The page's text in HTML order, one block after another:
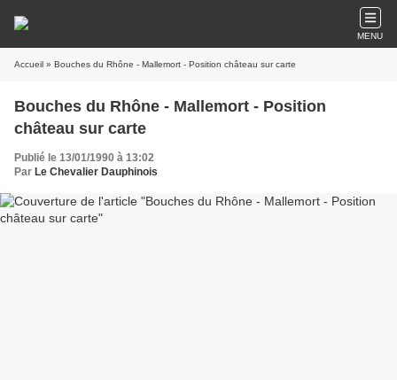
MENU
Accueil » Bouches du Rhône - Mallemort - Position château sur carte
Bouches du Rhône - Mallemort - Position
château sur carte
Publié le 13/01/1990 à 13:02
Par Le Chevalier Dauphinois